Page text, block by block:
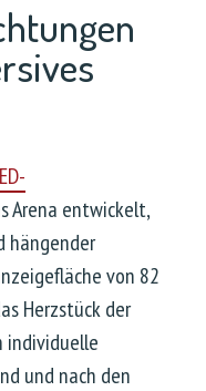
Arena entwickelt,
hängender
von 82
Herzstück der
individuelle
und nach den